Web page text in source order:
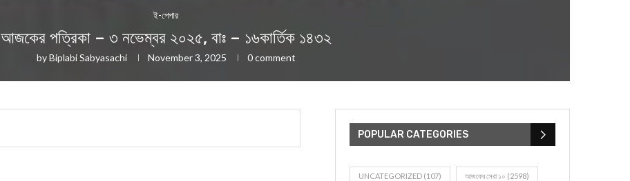
ই-পেপার
আজকের পত্রিকা – ৩ নভেম্বর ২০২৫, বাঃ – ১৬কার্তিক ১৪৩২
byBiplabi Sabyasachi November 3, 2025 0 comment
POPULAR CATEGORIES
UNCATEGORIZED (107) আজকের সেরা ১০ (2598)